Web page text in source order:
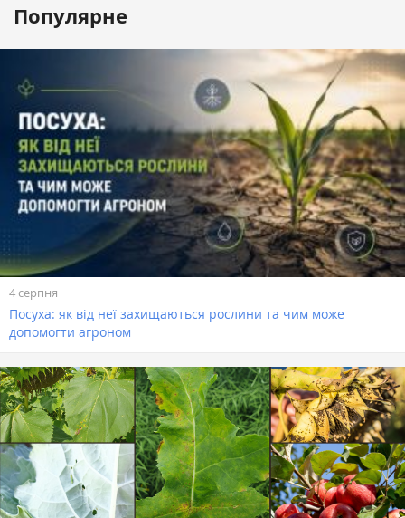
Популярне
4 серпня
Посуха: як від неї захищаються рослини та чим може
допомогти агроном